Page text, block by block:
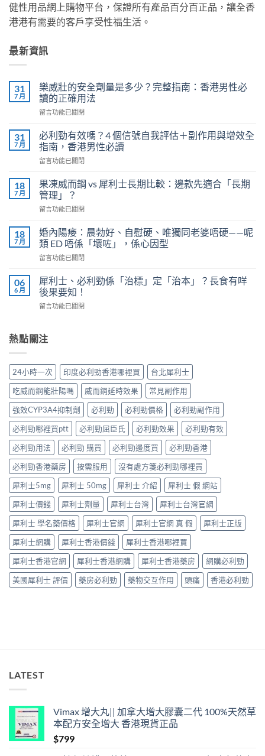
健性用品網上購物平台，保證所有產品百分百正品，讓全香
港港有需要的客戶享受性福生活。
最新資訊
31
7 月
樂威壯的安全劑量是多少？完整指南：香港男性必
讀的正確用法
在
威
壯
的
安
劑
量
是
多
完
整
南：
港
男
性
的
正
用
法〉
中
留言功能已關閉
31
7 月
必利勁有效嗎？4 個信號自我評估＋副作用與增效全
指南，香港男性必讀
在
利
勁
有
效
4
個
信
號
我
評
＋
用
效
全
指
南，
香
港
男
性
必
讀〉
中
留言功能已關閉
18
7 月
果凍威而鋼 vs 犀利士長期比較：邊款先適合「長期
管理」？
在
凍
威
而
鋼
犀
利
士
長
較：
適
合
「長
期
管
理」？〉
中
留言功能已關閉
18
7 月
婚內陽痿：晨勃好、自慰硬、唯獨同老婆唔硬——呢
類 ED 唔係「壞咗」，係心因型
在
內
陽
痿：
晨
自
獨
同
老
婆
唔
硬
——
呢
類
ED
唔
係
「壞
咗」，
係
心
因
型〉
中
留言功能已關閉
06
6 月
犀利士、必利勁係「治標」定「治本」？長食有咩
後果要知！
在
士、
必
勁
「治
標」
定
「治
本」？
長
食
有
咩
後
果
要
知！〉
中
留言功能已關閉
熱點關注
24小時一次 印度必利勁香港哪裡買
台北犀利士
吃威而鋼能壯陽嗎
威而鋼延時效果
常見副作用
強效CYP3A4抑制劑
必利勁 必利勁價格
必利勁副作用
必利勁哪裡買ptt
必利勁屈臣氏 必利勁效果
必利勁有效
必利勁用法
必利勁 購買 必利勁邊度買
必利勁香港
必利勁香港藥房
按需服用
沒有處方箋必利勁哪裡買
犀利士5mg
犀利士 50mg 犀利士 介紹
犀利士 假 網站
犀利士價錢
犀利士劑量 犀利士台灣
犀利士台灣官網
犀利士 學名藥價格
犀利士官網 犀利士官網 真 假
犀利士正版
犀利士網購
犀利士香港價錢
犀利士香港哪裡買
犀利士香港官網
犀利士香港網購 犀利士香港藥房
網購必利勁
美國犀利士 評價
藥房必利勁 藥物交互作用 頭痛 香港必利勁
LATEST
Vimax 增大丸|| 加拿大增大膠囊二代 100%天然草
本配方安全增大 香港現貨正品
$799